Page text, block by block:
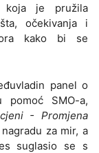
je pružila
očekivanja i
kako bi se
panel o
pomoć SMO-a,
- Promjena
za mir, a
suglasio se s